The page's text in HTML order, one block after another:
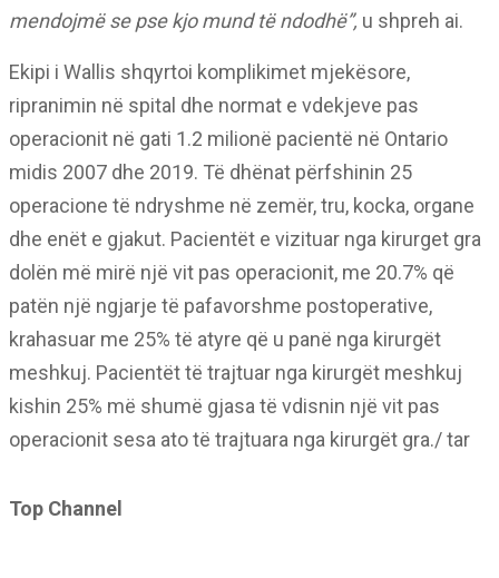
mendojmë se pse kjo mund të ndodhë”, u shpreh ai.
Ekipi i Wallis shqyrtoi komplikimet mjekësore,
ripranimin në spital dhe normat e vdekjeve pas
operacionit në gati 1.2 milionë pacientë në Ontario
midis 2007 dhe 2019. Të dhënat përfshinin 25
operacione të ndryshme në zemër, tru, kocka, organe
dhe enët e gjakut. Pacientët e vizituar nga kirurget gra
dolën më mirë një vit pas operacionit, me 20.7% që
patën një ngjarje të pafavorshme postoperative,
krahasuar me 25% të atyre që u panë nga kirurgët
meshkuj. Pacientët të trajtuar nga kirurgët meshkuj
kishin 25% më shumë gjasa të vdisnin një vit pas
operacionit sesa ato të trajtuara nga kirurgët gra./ tar
Top Channel